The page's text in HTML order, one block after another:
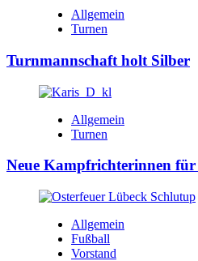
Allgemein
Turnen
Turnmannschaft holt Silber
Allgemein
Turnen
Neue Kampfrichterinnen
Allgemein
Fußball
Vorstand